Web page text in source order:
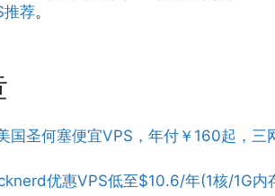
推荐。
国圣何塞便宜VPS，年付￥160起，
优惠VPS低至$10.6/年(1核/1G内